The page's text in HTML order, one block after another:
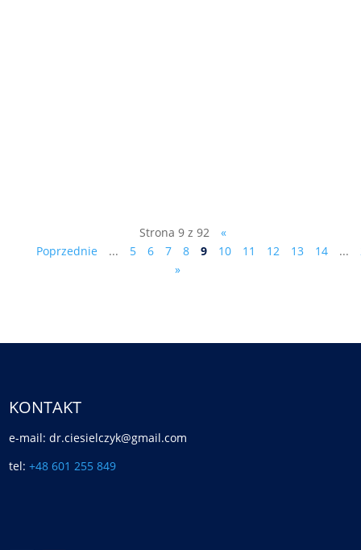
Strona 9 z 92
«
Poprzednie
... 5 6 7 8 9 10 11 12 13 14 ...
»
KONTAKT
e-mail: dr.ciesielczyk@gmail.com
tel:+48 601 255 849